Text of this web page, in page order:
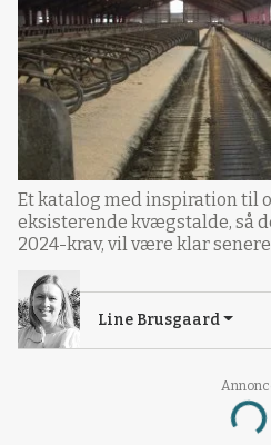
Loading...
Et katalog med inspiration til
eksisterende kvægstalde, så
2024-krav, vil være klar
Line Brusgaard